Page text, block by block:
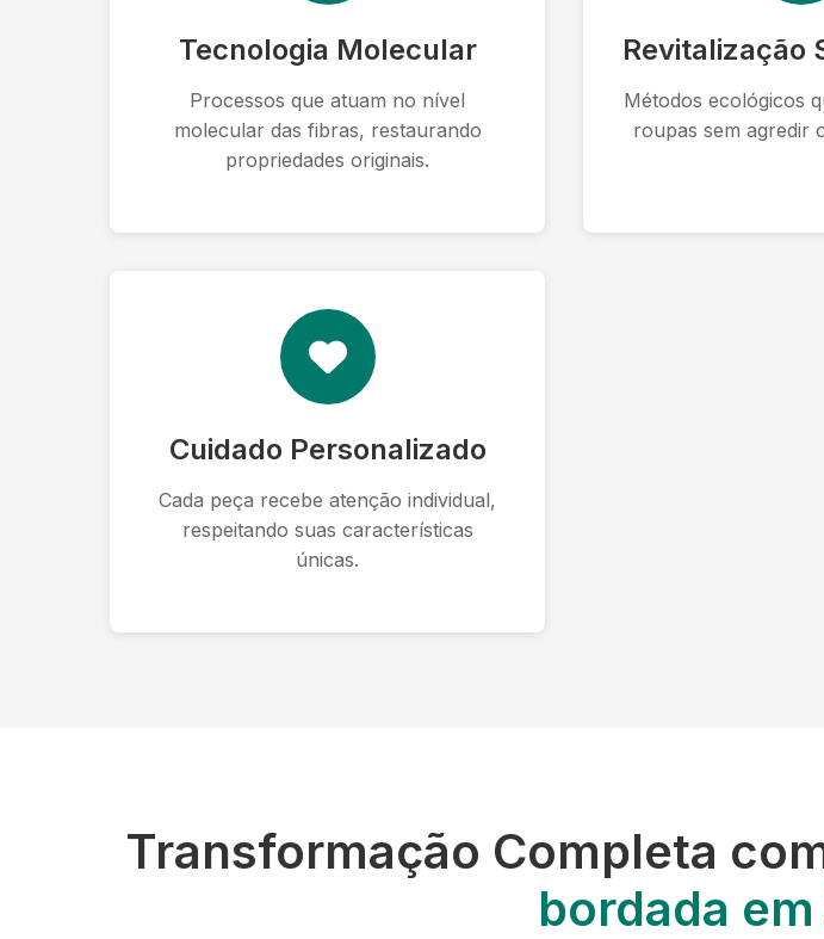
Tecnologia Molecular
Processos que atuam no nível
molecular das fibras, restaurando
propriedades originais.
Revitalização
Métodos ecológicos
roupas sem agredir
Cuidado Personalizado
Cada peça recebe atenção individual,
respeitando suas características
únicas.
Transformação Completa
bordada